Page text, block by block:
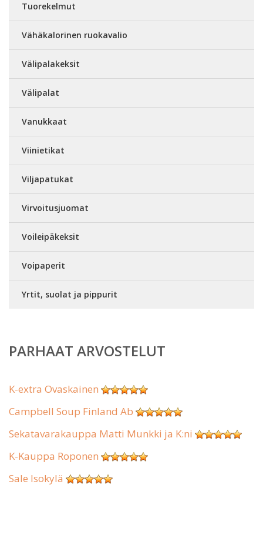
Tuorekelmut
Vähäkalorinen ruokavalio
Välipalakeksit
Välipalat
Vanukkaat
Viinietikat
Viljapatukat
Virvoitusjuomat
Voileipäkeksit
Voipaperit
Yrtit, suolat ja pippurit
PARHAAT ARVOSTELUT
K-extra Ovaskainen
Campbell Soup Finland Ab
Sekatavarakauppa Matti Munkki ja K:ni
K-Kauppa Roponen
Sale Isokylä